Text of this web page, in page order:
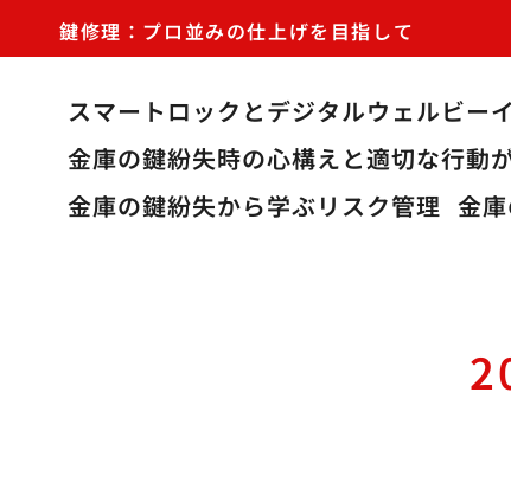
鍵修理：プロ並みの仕上げを目指して
スマートロックとデジタルウェルビー
金庫の鍵紛失時の心構えと適切な行動
金庫の鍵紛失から学ぶリスク管理 金